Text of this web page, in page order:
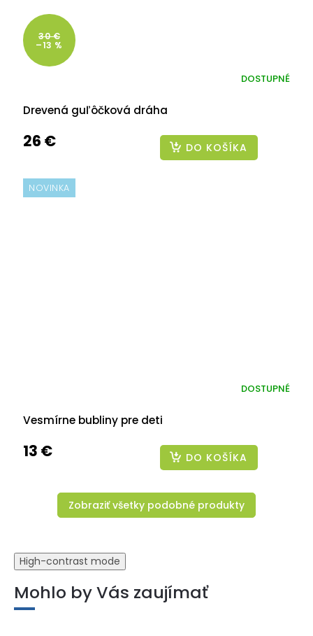
30 €
–13 %
Drevená guľôčková dráha
DOSTUPNÉ
26 € DO KOŠÍKA
NOVINKA
Vesmírne bubliny pre deti
DOSTUPNÉ
13 € DO KOŠÍKA
Zobraziť všetky podobné produkty
High-contrast mode
Mohlo by Vás zaujímať